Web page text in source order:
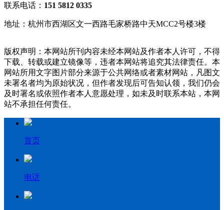
联系电话： 151 5812 0335
地址：杭州市西湖区文一西路毛家桥路中天MCC2号楼3楼
版权声明：本网站所刊内容未经本网站及作者本人许可，不得
下载、转载或建立镜像等，违者本网站将追究其法律责任。本
网站所用文字图片部分来源于公共网络或者素材网站，凡图文
未署名者均为原始状况，但作者发现后可告知认领，我们仍会
及时署名或依照作者本人意愿处理，如未及时联系本站，本网
站不承担任何责任。
首页
电话